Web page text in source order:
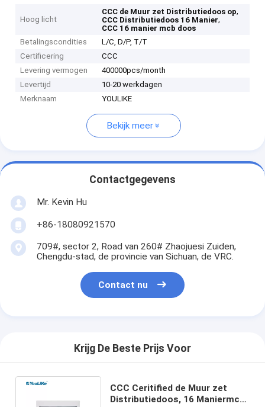
Hoog licht
CCC de Muur zet Distributiedoos op,
CCC Distributiedoos 16 Manier,
CCC 16 manier mcb doos
Betalingscondities
L/C, D/P, T/T
Certificering
CCC
Levering vermogen
400000pcs/month
Levertijd
10-20 werkdagen
Merknaam
YOULIKE
Bekijk meer
Contactgegevens
Mr. Kevin Hu
+86-18080921570
709#, sector 2, Road van 260# Zhaojuesi Zuiden,
Chengdu-stad, de provincie van Sichuan, de VRC.
Contact nu
Krijg De Beste Prijs Voor
CCC Ceritified de Muur zet
Distributiedoos, 16 Maniermcb